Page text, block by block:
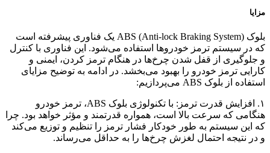
مزایا
بلوک ABS (Anti-lock Braking System) یک فناوری پیشرفته است
که در سیستم ترمز خودروها استفاده می‌شود. این فناوری با کنترل
و جلوگیری از قفل شدن چرخ‌ها در هنگام ترمز کردن، ایمنی و
کارایی ترمز خودرو را بهبود می‌بخشد. در ادامه به توضیح مزایای
استفاده از بلوک ABS می‌پردازیم:
۱. افزایش قدرت ترمز: با تکنولوژی بلوک ABS، ترمز خودرو
هنگامی که سرعت بالا است، همواره قدرتمند و مؤثر خواهد بود. چرا
که این سیستم به طور خودکار فشار ترمز را تنظیم و توزیع می‌کند
و در نتیجه احتمال لغزش چرخ‌ها را به حداقل می‌رساند.